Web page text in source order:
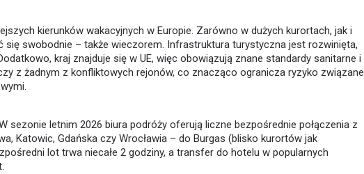
kierunków wakacyjnych w Europie. Zarówno w dużych kurortach, jak i
swobodnie – także wieczorem. Infrastruktura turystyczna jest rozwinięta,
kraj znajduje się w UE, więc obowiązują znane standardy sanitarne i
z żadnym z konfliktowych rejonów, co znacząco ogranicza ryzyko związane
sezonie letnim 2026 biura podróży oferują liczne bezpośrednie połączenia z
Katowic, Gdańska czy Wrocławia – do Burgas (blisko kurortów jak
lot trwa niecałe 2 godziny, a transfer do hotelu w popularnych